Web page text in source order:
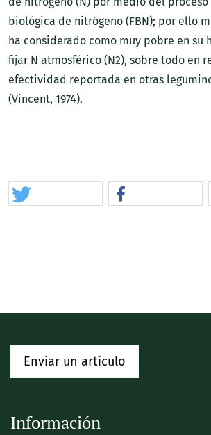
biológica de nitrógeno (FBN); por ello
ha considerado como muy pobre en su
fijar N atmosférico (N2), sobre todo en
efectividad reportada en otras
(Vincent, 1974).
Enviar un artículo
Información